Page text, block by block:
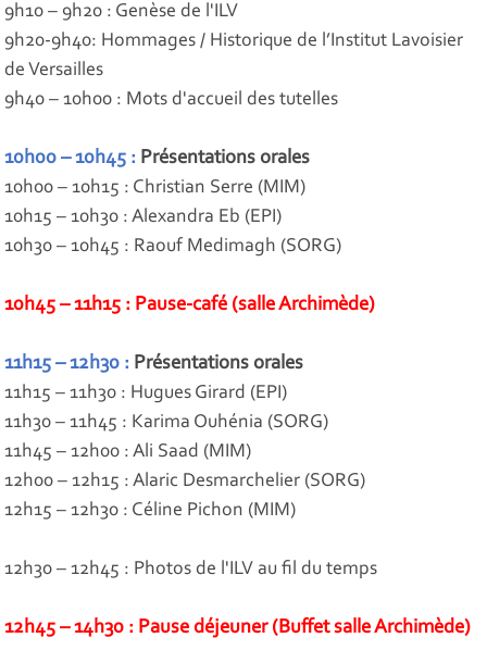
9h10 – 9h20 : Genèse de l'ILV
9h20-9h40: Hommages / Historique de l’Institut Lavoisier
de Versailles
9h40 – 10h00 : Mots d'accueil des tutelles
10h00 – 10h45 : Présentations orales
10h00 – 10h15 : Christian Serre (MIM)
10h15 – 10h30 : Alexandra Eb (EPI)
10h30 – 10h45 : Raouf Medimagh (SORG)
10h45 – 11h15 : Pause-café (salle Archimède)
11h15 – 12h30 : Présentations orales
11h15 – 11h30 : Hugues Girard (EPI)
11h30 – 11h45 : Karima Ouhénia (SORG)
11h45 – 12h00 : Ali Saad (MIM)
12h00 – 12h15 : Alaric Desmarchelier (SORG)
12h15 – 12h30 : Céline Pichon (MIM)
12h30 – 12h45 : Photos de l'ILV au fil du temps
12h45 – 14h30 : Pause déjeuner (Buffet salle Archimède)